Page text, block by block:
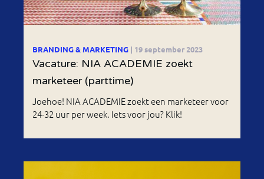
BRANDING & MARKETING | 19 september 2023
Vacature: NIA ACADEMIE zoekt
marketeer (parttime)
Joehoe! NIA ACADEMIE zoekt een marketeer voor
24-32 uur per week. Iets voor jou? Klik!